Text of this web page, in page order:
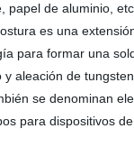
papel de aluminio,
es una
para formar una
aleación de
se denominan
para dispositivos